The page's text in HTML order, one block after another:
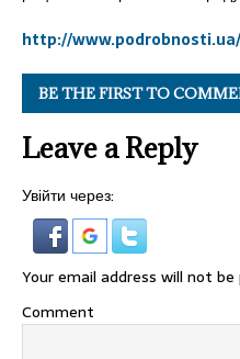
http://www.podrobnosti.ua/
BE THE FIRST TO
Leave a Reply
Увійти через:
Your email address will not be
Comment